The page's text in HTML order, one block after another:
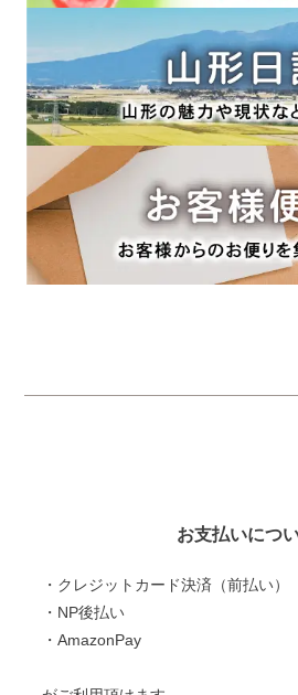
お支払いにつ
・クレジットカード決済（前払い）
・NP後払い
・AmazonPay